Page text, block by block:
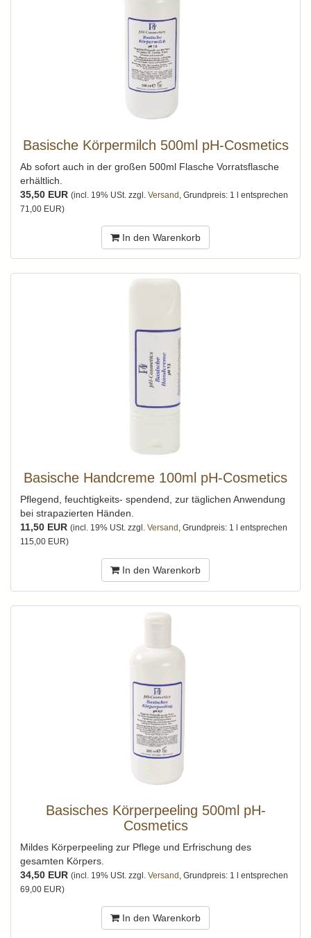
Basische Körpermilch 500ml pH-Cosmetics
Ab sofort auch in der großen 500ml Flasche Vorratsflasche
erhältlich.
35,50 EUR (incl. 19% USt. zzgl. Versand , Grundpreis: 1 l entsprechen
71,00 EUR)
In den Warenkorb
Basische Handcreme 100ml pH-Cosmetics
Pflegend, feuchtigkeits- spendend, zur täglichen Anwendung
bei strapazierten Händen.
11,50 EUR (incl. 19% USt. zzgl. Versand , Grundpreis: 1 l entsprechen
115,00 EUR)
In den Warenkorb
Basisches Körperpeeling 500ml pH-
Cosmetics
Mildes Körperpeeling zur Pflege und Erfrischung des
gesamten Körpers.
34,50 EUR (incl. 19% USt. zzgl. Versand , Grundpreis: 1 l entsprechen
69,00 EUR)
In den Warenkorb